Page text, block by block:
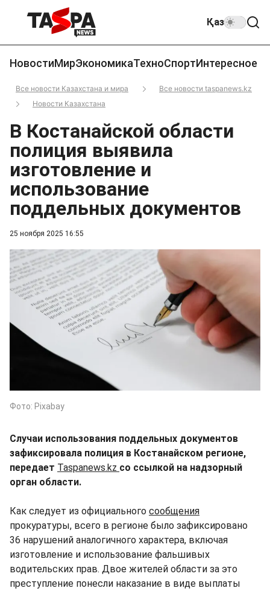
Қаз
НовостиМирЭкономикаТехноСпортИнтересное
Все новости Казахстана и мира
Все новости taspanews.kz
Новости Казахстана
25 ноября 2025 16:55
В Костанайской области
полиция выявила
изготовление и
использование
поддельных документов
Фото: Pixabay
Случаи использования поддельных документов
зафиксировала полиция в Костанайском регионе,
передает Taspanews.kz со ссылкой на надзорный
орган области.
Как следует из официального сообщения
прокуратуры, всего в регионе было зафиксировано
36 нарушений аналогичного характера, включая
изготовление и использование фальшивых
водительских прав. Двое жителей области за это
преступление понесли наказание в виде выплаты